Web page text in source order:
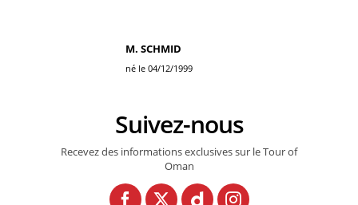
M. SCHMID
né le 04/12/1999
Suivez-nous
Recevez des informations exclusives sur le Tour of
Oman